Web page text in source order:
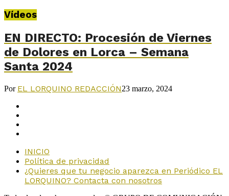
Vídeos
EN DIRECTO: Procesión de Viernes
de Dolores en Lorca – Semana
Santa 2024
Por EL LORQUINO REDACCIÓN23 marzo, 2024
INICIO
Política de privacidad
¿Quieres que tu negocio aparezca en Periódico EL
LORQUINO? Contacta con nosotros